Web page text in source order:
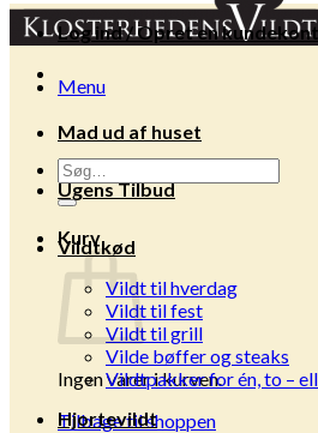
Menu
Søg
efter:
Kurv
Ingen varer i kurven.
Tilbage til shoppen
Log ind / Opret en
Mad ud af huset
Ugens Tilbud
Vildtkød
Vildt til hverdag
Vildt til fest
Vildt til grill
Vilde bøffer og steaks
Vildtpakker for én, to –
Hjortevildt